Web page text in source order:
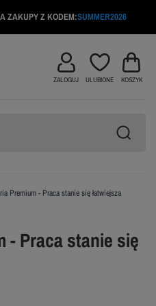
ZAKUPY Z KODEM:SUMMER2026
ZALOGUJ ULUBIONE KOSZYK
Premium - Praca stanie się łatwiejsza
- Praca stanie się